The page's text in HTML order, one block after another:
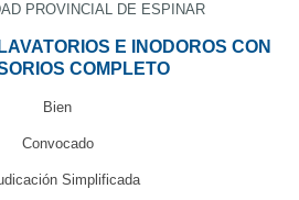
PROVINCIAL DE ESPINAR
E INODOROS CON
COMPLETO
Bien
Convocado
Simplificada